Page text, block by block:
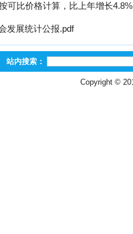
可比价格计算，比上年增长
发展统计公报.pdf
站内搜索：
Copyright ©